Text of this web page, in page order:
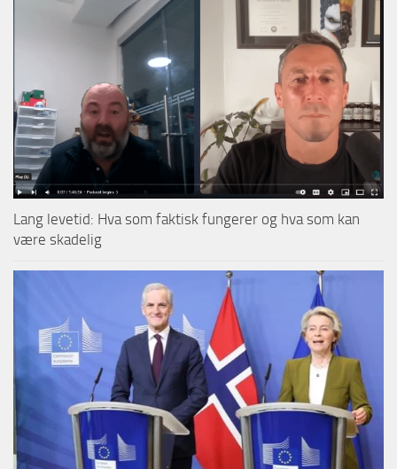
Lang levetid: Hva som faktisk fungerer og hva som kan
være skadelig